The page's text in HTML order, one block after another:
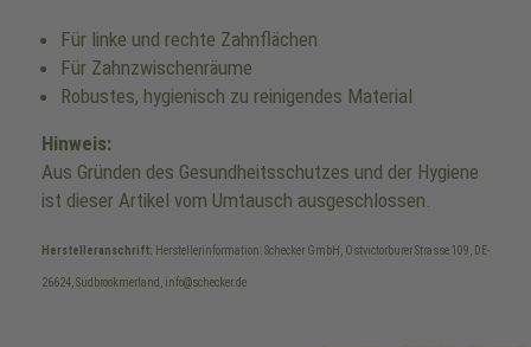
Für linke und rechte Zahnflächen
Für Zahnzwischenräume
Robustes, hygienisch zu reinigendes Material
Hinweis:
Aus Gründen des Gesundheitsschutzes und der Hygiene
ist dieser Artikel vom Umtausch ausgeschlossen.
Herstelleranschrift: Herstellerinformation: Schecker GmbH, Ostvictorburer Strasse 109, DE-
26624, Südbrookmerland, info@schecker.de